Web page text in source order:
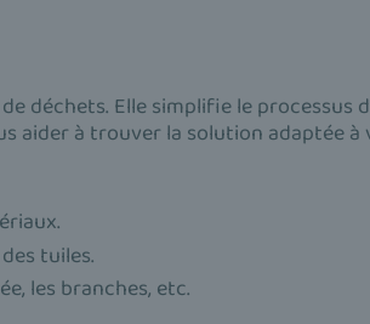
déchets. Elle simplifie le
aider à trouver la solution adaptée à
tuiles.
les branches, etc.